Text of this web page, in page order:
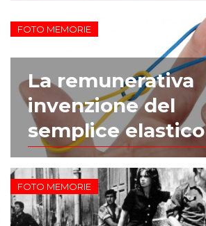
FOTO MEMORIE
La remunerativa
invenzione del
semplice elastico
FOTO MEMORIE